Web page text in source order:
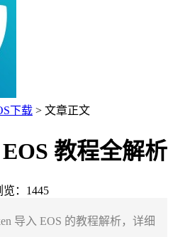
下载 > 文章正文
教程全解析
览：1445
导入 EOS 的教程解析，详细